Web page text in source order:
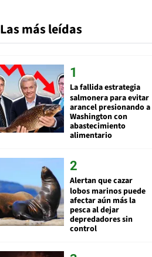
Las más leídas
La fallida estrategia
salmonera para evitar
arancel presionando a
Washington con
abastecimiento
alimentario
Alertan que cazar
lobos marinos puede
afectar aún más la
pesca al dejar
depredadores sin
control